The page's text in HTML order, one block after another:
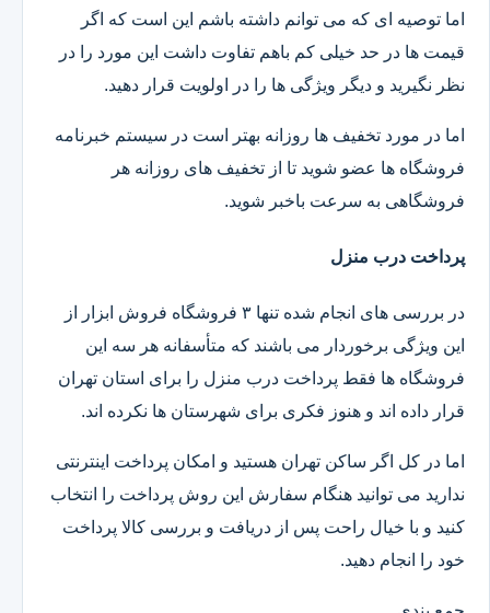
اما توصیه ای که می توانم داشته باشم این است که اگر
قیمت ها در حد خیلی کم باهم تفاوت داشت این مورد را در
نظر نگیرید و دیگر ویژگی ها را در اولویت قرار دهید.
اما در مورد تخفیف ها روزانه بهتر است در سیستم خبرنامه
فروشگاه ها عضو شوید تا از تخفیف های روزانه هر
فروشگاهی به سرعت باخبر شوید.
پرداخت درب منزل
در بررسی های انجام شده تنها ۳ فروشگاه فروش ابزار از
این ویژگی برخوردار می باشند که متأسفانه هر سه این
فروشگاه ها فقط پرداخت درب منزل را برای استان تهران
قرار داده اند و هنوز فکری برای شهرستان ها نکرده اند.
اما در کل اگر ساکن تهران هستید و امکان پرداخت اینترنتی
ندارید می توانید هنگام سفارش این روش پرداخت را انتخاب
کنید و با خیال راحت پس از دریافت و بررسی کالا پرداخت
خود را انجام دهید.